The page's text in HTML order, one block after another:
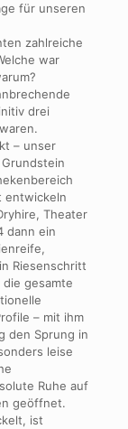
für unseren
zahlreiche
war
drei
– unser
entwickeln
Theater
dann ein
Riesenschritt
gesamte
– mit ihm
den Sprung in
leise
Ruhe auf
geöffnet.
ist